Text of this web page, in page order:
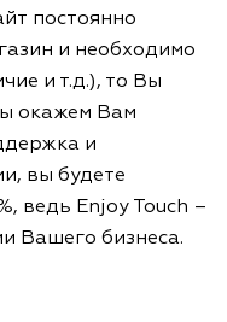
постоянно
и необходимо
и т.д.), то Вы
окажем Вам
и
вы будете
ведь Enjoy Touch –
Вашего бизнеса.